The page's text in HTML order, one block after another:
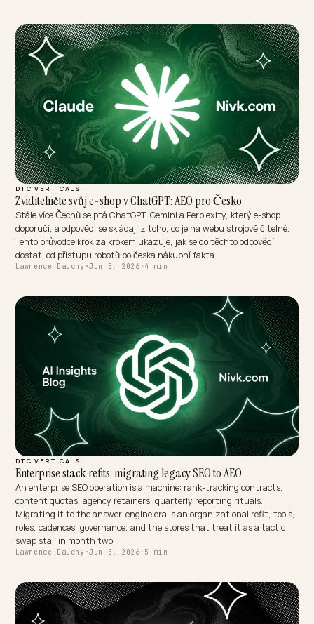
ENTERPRISE STRATEGY
AEO contra o Mercado Livre: vencer na busca com IA
Na busca tradicional, competir com o Mercado Livre por palavra-
quase impossível para uma marca D2C. Na busca generativa, o jogo
mudou: a IA quer a resposta mais completa sobre o produto, e essa
resposta pode ser sua.
Lawrence Dauchy Jun 5, 2026·5 min
CONVERSION & CHECKOUT
Getting picked when ChatGPT builds the whole cart
Life-event prompts like plan my wedding for 8,000 dollars make AI
assistants curate entire multi-brand baskets in one pass. Here is
a Shopify store becomes one of the products that gets auto-
into those carts, and what disqualifies you silently.
Lawrence Dauchy Jun 5, 2026· 5 min